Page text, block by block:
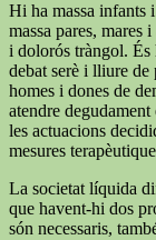
Hi ha massa infants
massa pares,
i dolorós tràngol. És
debat serè i lliure
homes i dones de
atendre
les actuacions
mesures
La societat líquida
que havent-hi dos
són necessaris,